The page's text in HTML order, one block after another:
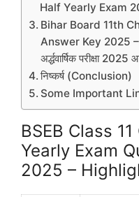
Half Yearly Exam
Bihar Board 11th
Answer Key 2025 –
अर्द्धवार्षिक परीक्षा
निष्कर्ष (Conclusion)
Some Important
BSEB Class
Yearly Exam
2025 –